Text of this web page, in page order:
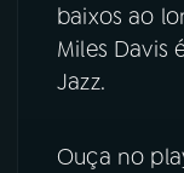
baixos ao
Miles Davis
Jazz.
Ouça no